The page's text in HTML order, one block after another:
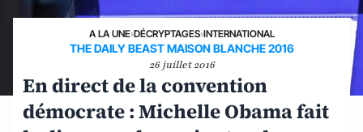
A LA UNE›DÉCRYPTAGES›INTERNATIONAL
THE DAILY BEAST MAISON BLANCHE 2016
26 juillet 2016
En direct de la convention
démocrate : Michelle Obama fait